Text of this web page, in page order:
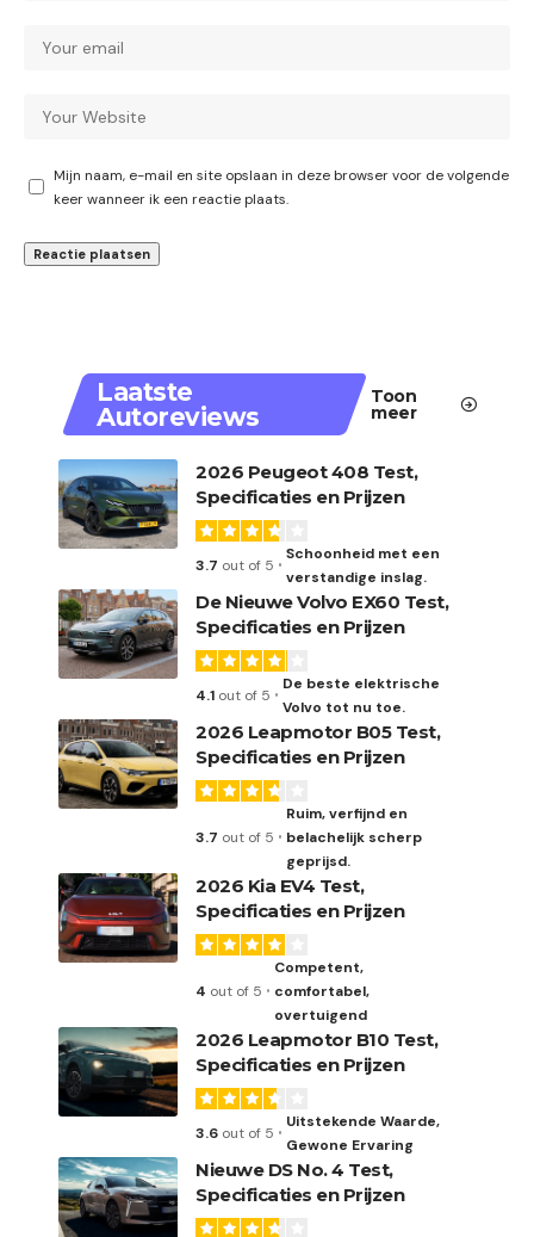
Mijn naam, e-mail en site opslaan in deze browser voor de volgende
keer wanneer ik een reactie plaats.
Laatste
Autoreviews
Toon
meer
2026 Peugeot 408 Test,
Specificaties en Prijzen
3.7 out of 5
Schoonheid met een
verstandige inslag.
De Nieuwe Volvo EX60 Test,
Specificaties en Prijzen
4.1 out of 5
De beste elektrische
Volvo tot nu toe.
2026 Leapmotor B05 Test,
Specificaties en Prijzen
3.7 out of 5
Ruim, verfijnd en
belachelijk scherp
geprijsd.
2026 Kia EV4 Test,
Specificaties en Prijzen
4 out of 5
Competent,
comfortabel,
overtuigend
2026 Leapmotor B10 Test,
Specificaties en Prijzen
3.6 out of 5
Uitstekende Waarde,
Gewone Ervaring
Nieuwe DS No. 4 Test,
Specificaties en Prijzen